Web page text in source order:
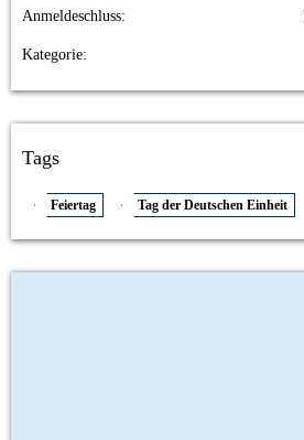
Anmeldeschluss
Kategorie
Tags
Feiertag Tag der Deutschen Einheit